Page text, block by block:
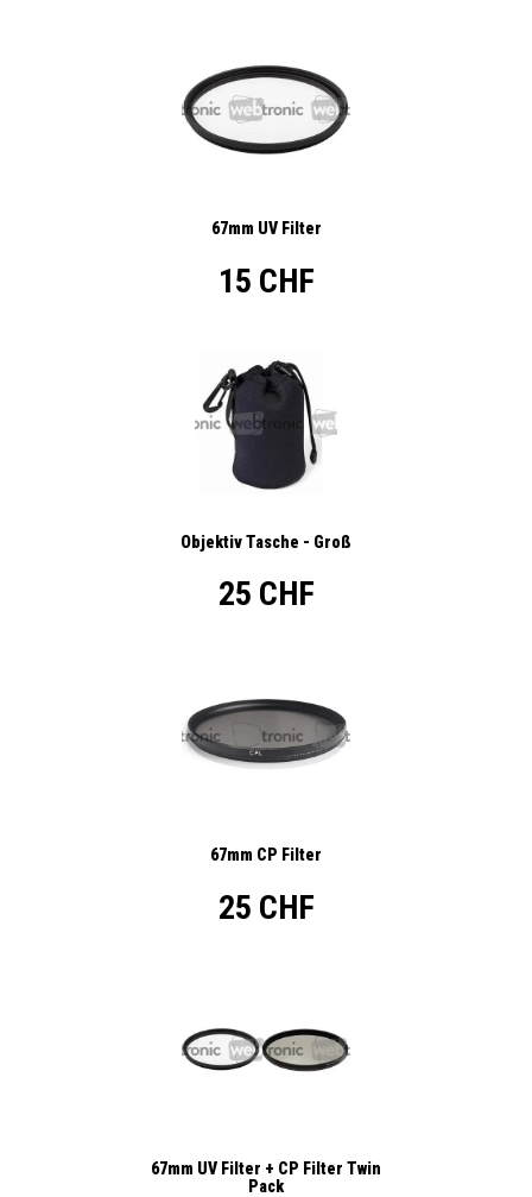
67mm UV Filter
15 CHF
Objektiv Tasche - Groß
25 CHF
67mm CP Filter
25 CHF
67mm UV Filter + CP Filter Twin
Pack